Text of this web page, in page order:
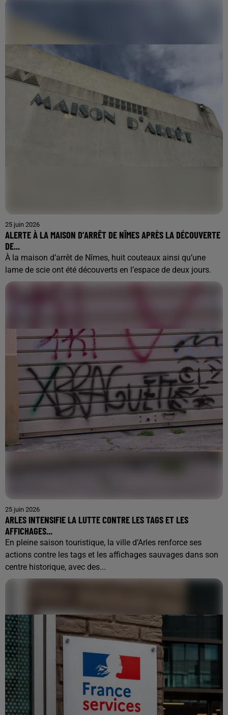
25 juin 2026
ALERTE À LA MAISON D’ARRÊT DE NÎMES APRÈS LA DÉCOUVERTE
DE...
À la maison d’arrêt de Nîmes, huit couteaux ainsi qu’une
lame de scie ont été découverts en l’espace de deux jours.
25 juin 2026
ARLES INTENSIFIE LA LUTTE CONTRE LES TAGS ET LES
AFFICHAGES...
En pleine saison touristique, la ville d’Arles renforce ses
actions contre les tags et les affichages sauvages dans son
centre historique, avec des...